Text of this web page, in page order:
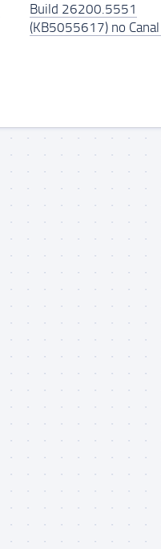
Build 26200.5551
(KB5055617) no